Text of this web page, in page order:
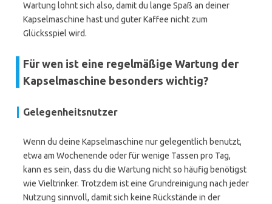
Wartung lohnt sich also, damit du lange Spaß an deiner
Kapselmaschine hast und guter Kaffee nicht zum
Glücksspiel wird.
Für wen ist eine regelmäßige Wartung der
Kapselmaschine besonders wichtig?
Gelegenheitsnutzer
Wenn du deine Kapselmaschine nur gelegentlich benutzt,
etwa am Wochenende oder für wenige Tassen pro Tag,
kann es sein, dass du die Wartung nicht so häufig benötigst
wie Vieltrinker. Trotzdem ist eine Grundreinigung nach jeder
Nutzung sinnvoll, damit sich keine Rückstände in der